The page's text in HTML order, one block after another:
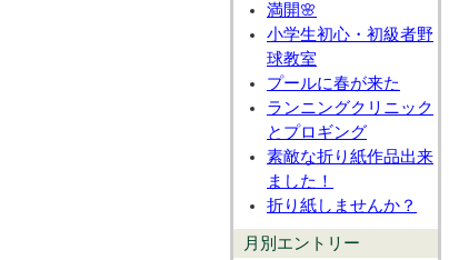
満開🌸
小学生初心・初級者野
球教室
プールに春が来た
ランニングクリニック
とプロギング
素敵な折り紙作品出来
ました！
折り紙しませんか？
月別エントリー